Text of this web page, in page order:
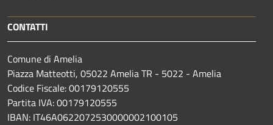
CONTATTI
Comune di Amelia
Piazza Matteotti, 05022 Amelia TR - 5022 - Amelia
Codice Fiscale: 00179120555
Partita IVA: 00179120555
IBAN: IT46A0622072530000002100105